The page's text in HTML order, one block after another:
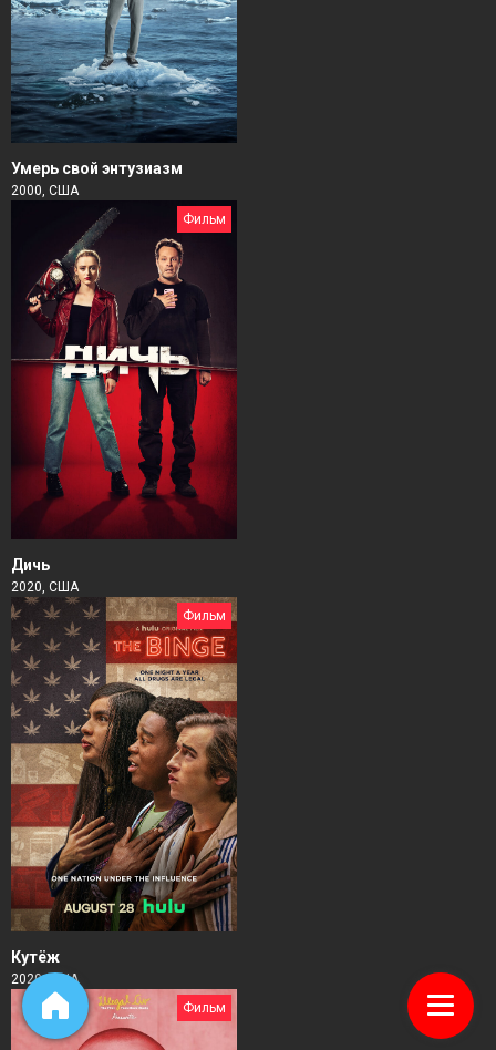
Умерь свой энтузиазм
2000, США
Фильм
Дичь
2020, США
Фильм
Кутёж
2020, США
Фильм